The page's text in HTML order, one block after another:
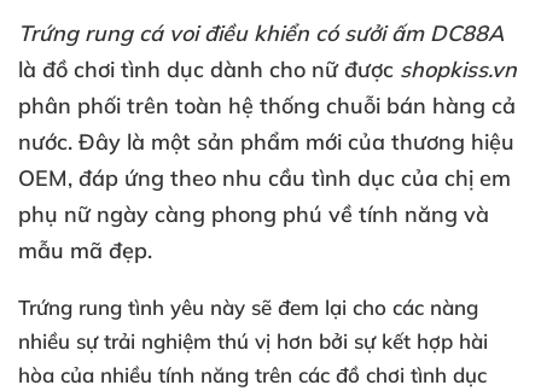
Trứng rung cá voi điều khiển có sưởi ấm DC88A
là đồ chơi tình dục dành cho nữđược shopkiss.vn
phân phối trên toàn hệ thống chuỗi bán hàng cả
nước. Đây là một sản phẩm mới của thương hiệu
OEM, đáp ứng theo nhu cầu tình dục của chị em
phụ nữ ngày càng phong phú về tính năng và
mẫu mã đẹp.
Trứng rung tình yêu này sẽ đem lại cho các nàng
nhiều sự trải nghiệm thú vị hơn bởi sự kết hợp hài
hòa của nhiều tính năng trên các đồ chơi tình dục